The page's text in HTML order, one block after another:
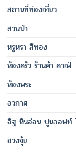
สถานที่ท่องเที่ยว
สวนป่า
หรูหรา สีทอง
ห้องครัว ร้านค้า คาเฟ่
ห้องพระ
อวกาศ
อิฐ หินอ่อน ปูนลอฟท์
ฮวงจุ้ย